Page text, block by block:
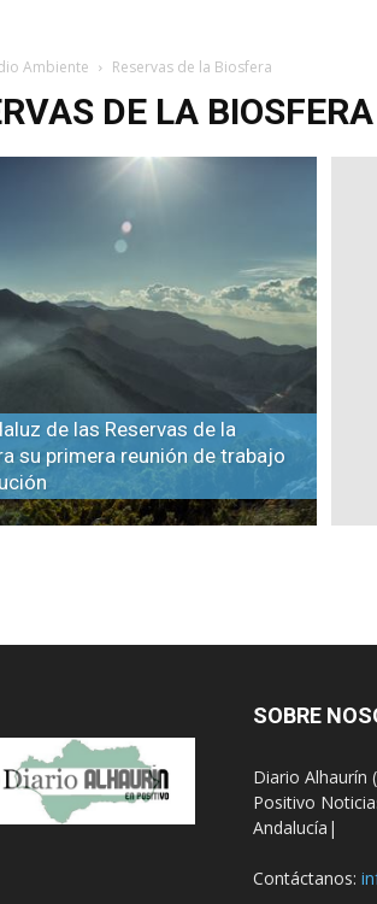
Ambiente Reservas de la Biosfera
DE LA BIOSFERA
de las Reservas de la
su primera reunión de trabajo
SOBRE
Diario Alhaurín
Positivo
Andalucía|
Contáctanos: